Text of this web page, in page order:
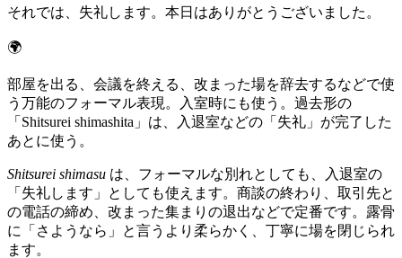
それでは、失礼します。本日はありがとうございました。
🌍
部屋を出る、会議を終える、改まった場を辞去するなどで使
う万能のフォーマル表現。入室時にも使う。過去形の
「Shitsurei shimashita」は、入退室などの「失礼」が完了した
あとに使う。
Shitsurei shimasu は、フォーマルな別れとしても、入退室の
「失礼します」としても使えます。商談の終わり、取引先と
の電話の締め、改まった集まりの退出などで定番です。露骨
に「さようなら」と言うより柔らかく、丁寧に場を閉じられ
ます。